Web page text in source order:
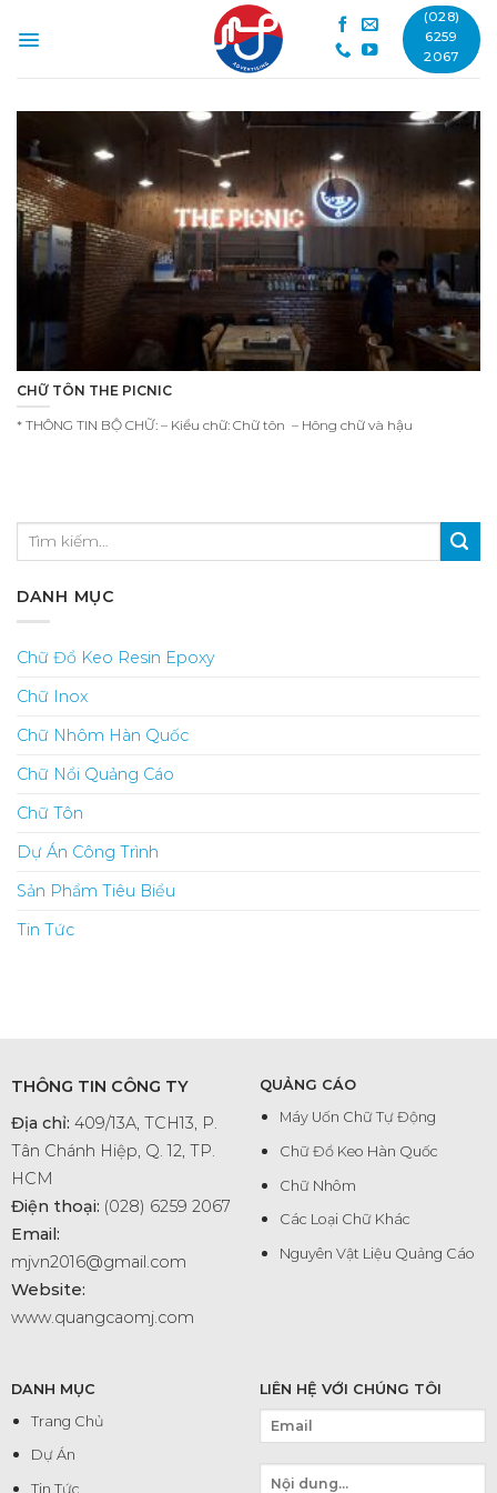
(028)
6259
2067
CHỮ TÔN THE PICNIC
* THÔNG TIN BỘ CHỮ: – Kiểu chữ: Chữ tôn – Hông chữ và hậu
DANH MỤC
Chữ Đổ Keo Resin Epoxy
Chữ Inox
Chữ Nhôm Hàn Quốc
Chữ Nổi Quảng Cáo
Chữ Tôn
Dự Án Công Trình
Sản Phẩm Tiêu Biểu
Tin Tức
THÔNG TIN CÔNG TY
Địa chỉ: 409/13A, TCH13, P.
Tân Chánh Hiệp, Q. 12, TP.
HCM
Điện thoại: (028) 6259 2067
Email:
mjvn2016@gmail.com
Website:
www.quangcaomj.com
QUẢNG CÁO
Máy Uốn Chữ Tự Động
Chữ Đổ Keo Hàn Quốc
Chữ Nhôm
Các Loại Chữ Khác
Nguyên Vật Liệu Quảng Cáo
DANH MỤC
Trang Chủ
Dự Án
Tin Tức
LIÊN HỆ VỚI CHÚNG TÔI